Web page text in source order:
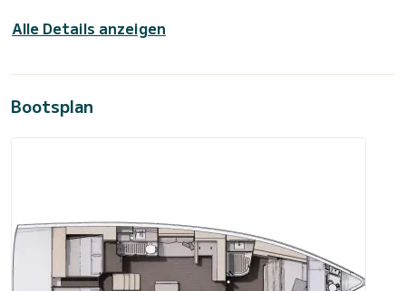
Alle Details anzeigen
Bootsplan